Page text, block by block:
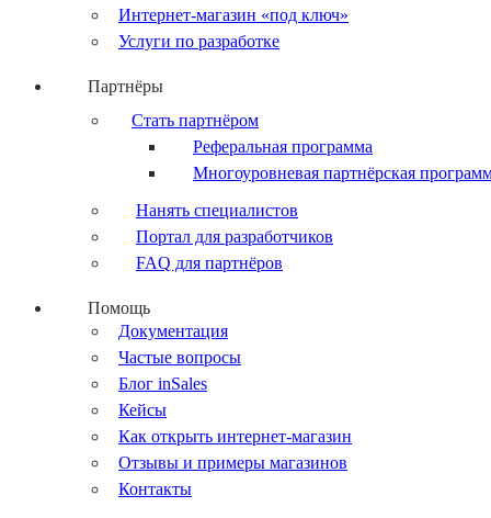
Интернет-магазин «под ключ»
Услуги по разработке
Партнёры
Стать партнёром
Реферальная программа
Многоуровневая партнёрская
Нанять специалистов
Портал для разработчиков
FAQ для партнёров
Помощь
Документация
Частые вопросы
Блог inSales
Кейсы
Как открыть интернет-магазин
Отзывы и примеры магазинов
Контакты